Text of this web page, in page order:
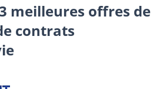
meilleures offres de
contrats